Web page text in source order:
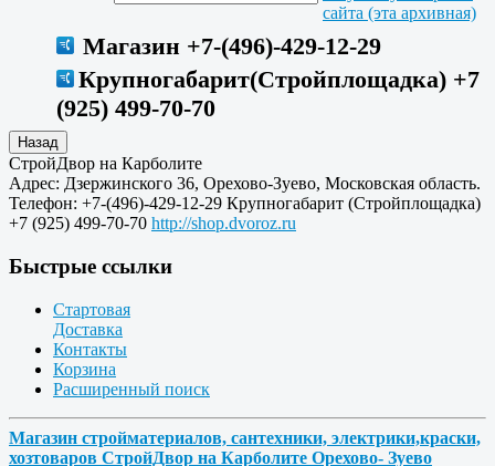
сайта (эта архивная)
Магазин +7-(496)-429-12-29
Крупногабарит(Стройплощадка) +7
(925) 499-70-70
СтройДвор на Карболите
Адрес: Дзержинского 36, Орехово-Зуево, Московская область.
Телефон: +7-(496)-429-12-29 Крупногабарит (Стройплощадка)
+7 (925) 499-70-70 http://shop.dvoroz.ru
Быстрые ссылки
Стартовая
Доставка
Контакты
Корзина
Расширенный поиск
Магазин стройматериалов, сантехники, электрики,краски,
хозтоваров СтройДвор на Карболите Орехово- Зуево